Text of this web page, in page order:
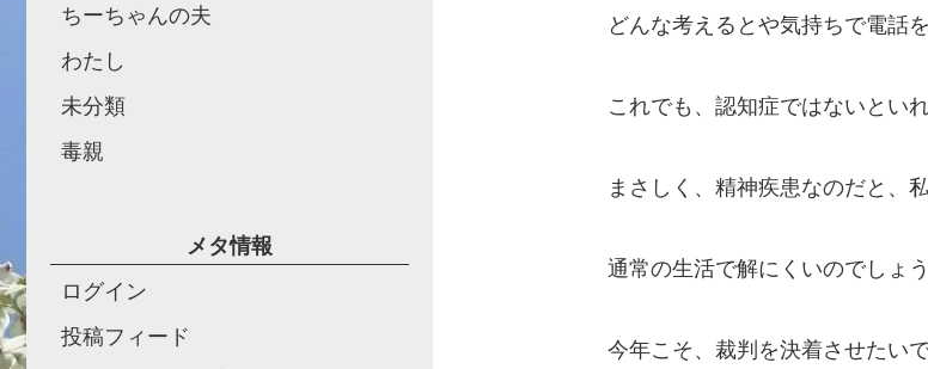
どんな考えるとや気持ちで電話
これでも、認知症ではないとい
まさしく、精神疾患なのだと、
通常の生活で解にくいのでしょ
今年こそ、裁判を決着させたい
ちーちゃんの夫
わたし
未分類
毒親
メタ情報
ログイン
投稿フィード